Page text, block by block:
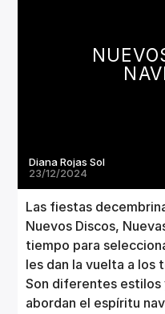
Invencible
Diana Rojas Sol
23/12/2024
Las fiestas
Nuevos Discos,
tiempo para
les dan la vuelta a los
Son diferentes estilos
abordan el espíritu